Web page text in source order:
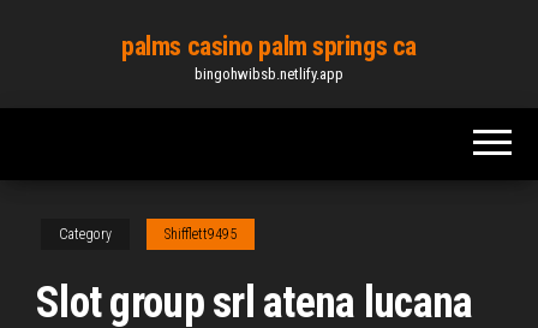
content
palms casino palm springs ca
bingohwibsb.netlify.app
Category Shifflett9495
Slot group srl atena lucana